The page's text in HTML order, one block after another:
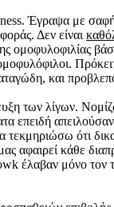
Έγραψα με
Δεν είναι
ομοφυλοφιλίας
και
των λίγων.
επειδή
τεκμηριώσω ότι
αφαιρεί κάθε
έλαβαν μόνο